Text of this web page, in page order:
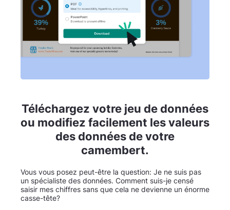
Téléchargez votre jeu de données
ou modifiez facilement les valeurs
des données de votre
camembert.
Vous vous posez peut-être la question: Je ne suis pas
un spécialiste des données. Comment suis-je censé
saisir mes chiffres sans que cela ne devienne un énorme
casse-tête?